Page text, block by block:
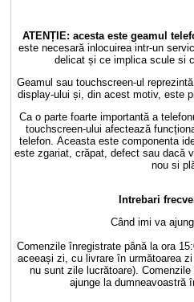
ATENȚIE: acesta este geamul
este necesară inlocuirea intr-un
delicat și ce implica scule si
Geamul sau touchscreen-ul
display-ului și, din acest motiv, este
Ca o parte foarte importantă a
touchscreen-ului afectează
telefon. Aceasta este componenta
este zgariat, crăpat, defect sau dacă
nou si
Intrebari
Când imi va
Comenzile înregistrate până la ora
aceeași zi, cu livrare în următoarea
nu sunt zile lucrătoare).
ajunge la dumneavoastră